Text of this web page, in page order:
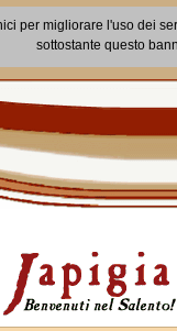
per migliorare l'uso dei
sottostante questo